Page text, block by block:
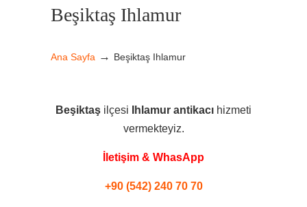
Beşiktaş Ihlamur
Ana Sayfa → Beşiktaş Ihlamur
Beşiktaş ilçesi Ihlamur antikacı hizmeti
vermekteyiz.
İletişim & WhasApp
+90 (542) 240 70 70